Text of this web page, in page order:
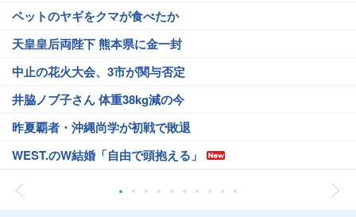
ペットのヤギをクマが食べたか
天皇皇后両陛下 熊本県に金一封
中止の花火大会、3市が関与否定
井脇ノブ子さん 体重38kg減の今
昨夏覇者・沖縄尚学が初戦で敗退
WEST.のW結婚「自由で頭抱える」